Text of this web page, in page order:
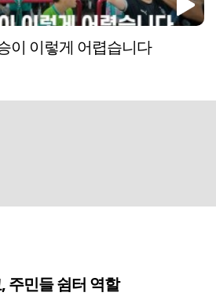
이 이렇게 어렵습니다
주민들 쉼터 역할